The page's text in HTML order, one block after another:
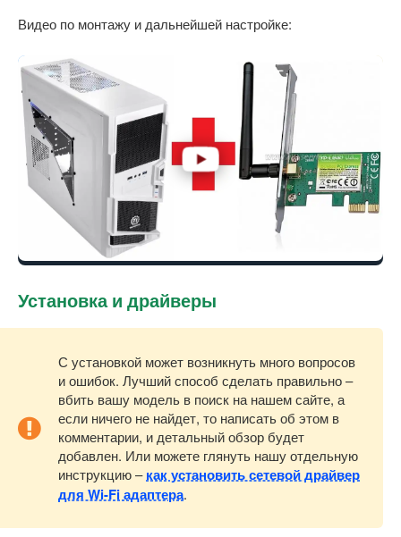
Видео по монтажу и дальнейшей настройке:
Установка и драйверы
С установкой может возникнуть много вопросов
и ошибок. Лучший способ сделать правильно –
вбить вашу модель в поиск на нашем сайте, а
если ничего не найдет, то написать об этом в
комментарии, и детальный обзор будет
добавлен. Или можете глянуть нашу отдельную
инструкцию –как установить сетевой драйвер
для Wi-Fi адаптера.